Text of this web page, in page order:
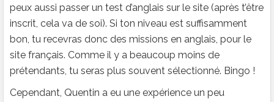
peux aussi passer un test d’anglais sur le site (après t’être
inscrit, cela va de soi). Si ton niveau est suffisamment
bon, tu recevras donc des missions en anglais, pour le
site français. Comme il y a beaucoup moins de
prétendants, tu seras plus souvent sélectionné. Bingo !
Cependant, Quentin a eu une expérience un peu